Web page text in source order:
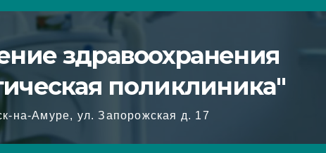
здравоохранения
поликлиника"
на-Амуре, ул. Запорожская д. 17